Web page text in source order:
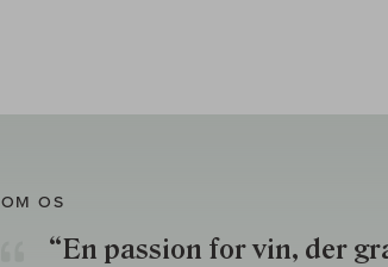
OM OS
“En passion for vin, der